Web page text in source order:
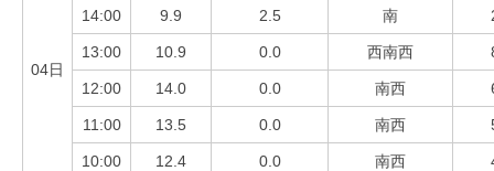
04日
14:00 9.9 2.5 南
13:00 10.9 0.0 西南西
12:00 14.0 0.0 南西
11:00 13.5 0.0 南西
10:00 12.4 0.0 南西